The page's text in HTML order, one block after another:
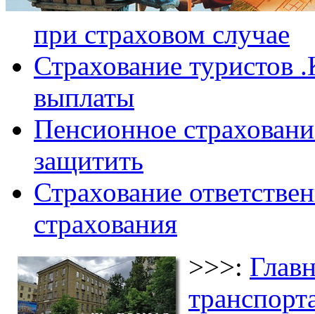
при страховом случае
Страхование туристов
выплаты
Пенсионное
защитить
Страхование
страхования
>>>: